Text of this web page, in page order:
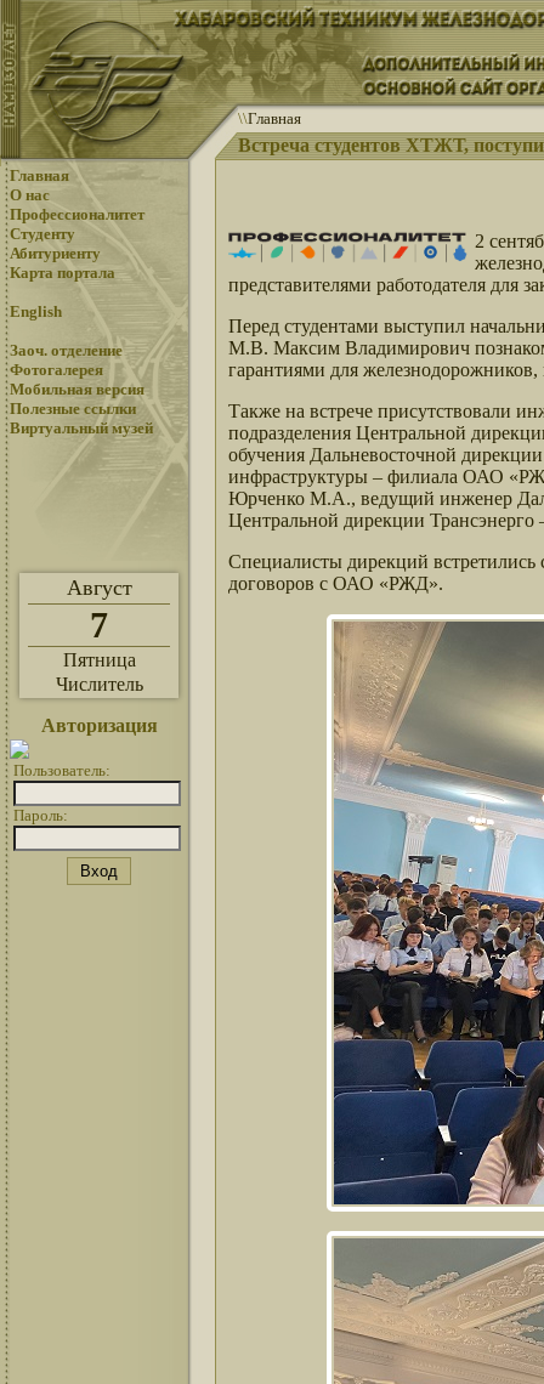
\\Главная
Встреча студентов ХТЖТ,
Главная
О нас
Профессионалитет
Студенту
Абитуриенту
Карта портала
English
Заоч. отделение
Фотогалерея
Мобильная версия
Полезные ссылки
Виртуальный музей
Август
7
Пятница
Числитель
Авторизация
Пользователь:
Пароль:
2
представителями работодателя для
Перед студентами выступил
М.В. Максим Владимирович
гарантиями для
Также на встрече присутствовали
подразделения Центральной
обучения Дальневосточной
инфраструктуры – филиала ОАО
Юрченко М.А., ведущий инженер
Центральной дирекции
Специалисты дирекций встретились
договоров с ОАО «РЖД».